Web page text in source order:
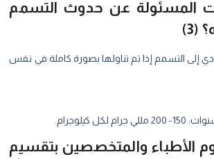
المسئولة عن حدوث التسمم
(3)
إلى التسمم إذا تم تناولها بصورة كاملة في نفس
كيلوجرام.
الأطباء والمتخصصين بتقسيم